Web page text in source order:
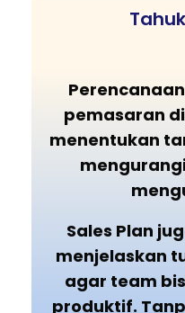
pemasaran
menentukan
Sales Plan
menjelaskan
agar team
produktif.